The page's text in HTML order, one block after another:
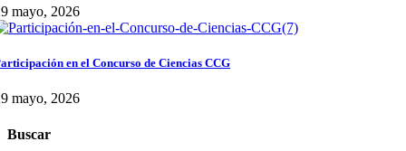
mayo, 2026
en el Concurso de Ciencias CCG
mayo, 2026
Buscar